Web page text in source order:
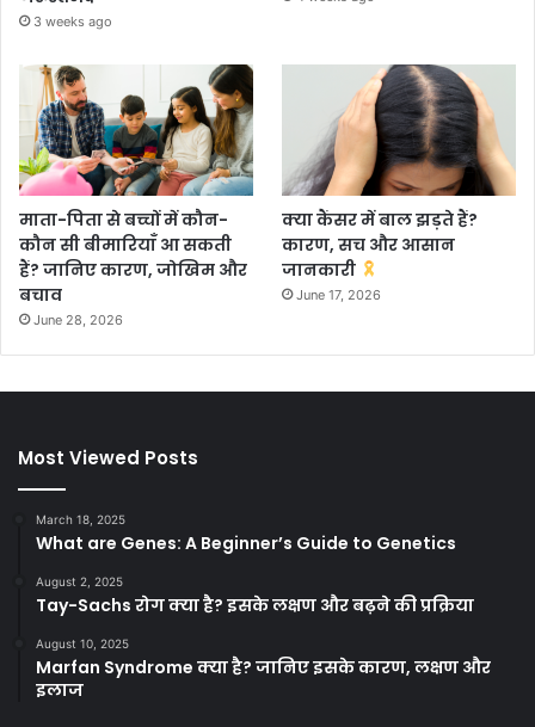
3 weeks ago
माता-पिता से बच्चों में कौन-
कौन सी बीमारियाँ आ सकती
हैं? जानिए कारण, जोखिम और
बचाव
June 28, 2026
क्या कैंसर में बाल झड़ते हैं?
कारण, सच और आसान
जानकारी
June 17, 2026
Most Viewed Posts
March 18, 2025
What are Genes: A Beginner’s Guide to Genetics
August 2, 2025
Tay-Sachs रोग क्या है? इसके लक्षण और बढ़ने की प्रक्रिया
August 10, 2025
Marfan Syndrome क्या है? जानिए इसके कारण, लक्षण और
इलाज